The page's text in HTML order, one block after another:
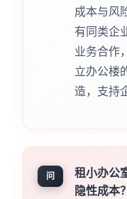
成本与风
有同类企
业务合作
立办公楼
造，支持
问
租小办公
隐性成本？